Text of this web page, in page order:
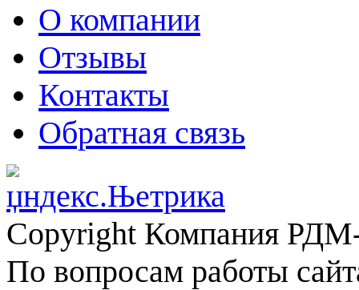
О компании
Отзывы
Контакты
Обратная связь
Copyright Компания
По вопросам работы